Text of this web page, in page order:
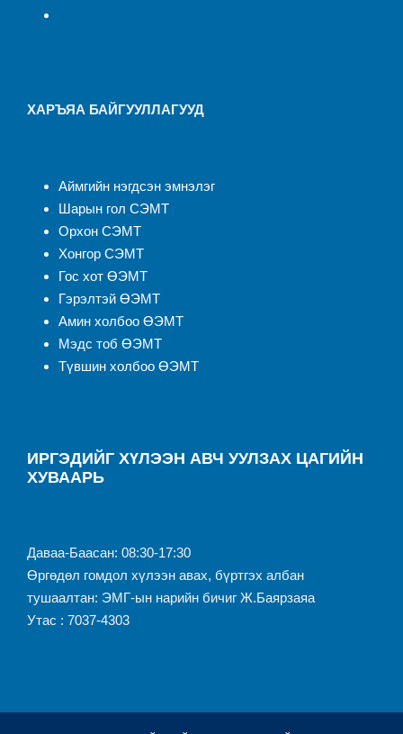
ХАРЪЯА БАЙГУУЛЛАГУУД
Аймгийн нэгдсэн эмнэлэг
Шарын гол СЭМТ
Орхон СЭМТ
Хонгор СЭМТ
Гос хот ӨЭМТ
Гэрэлтэй ӨЭМТ
Амин холбоо ӨЭМТ
Мэдс тоб ӨЭМТ
Түвшин холбоо ӨЭМТ
ИРГЭДИЙГ ХҮЛЭЭН АВЧ УУЛЗАХ ЦАГИЙН
ХУВААРЬ
Даваа-Баасан: 08:30-17:30
Өргөдөл гомдол хүлээн авах, бүртгэх албан
тушаалтан: ЭМГ-ын нарийн бичиг Ж.Баярзаяа
Утас : 7037-4303